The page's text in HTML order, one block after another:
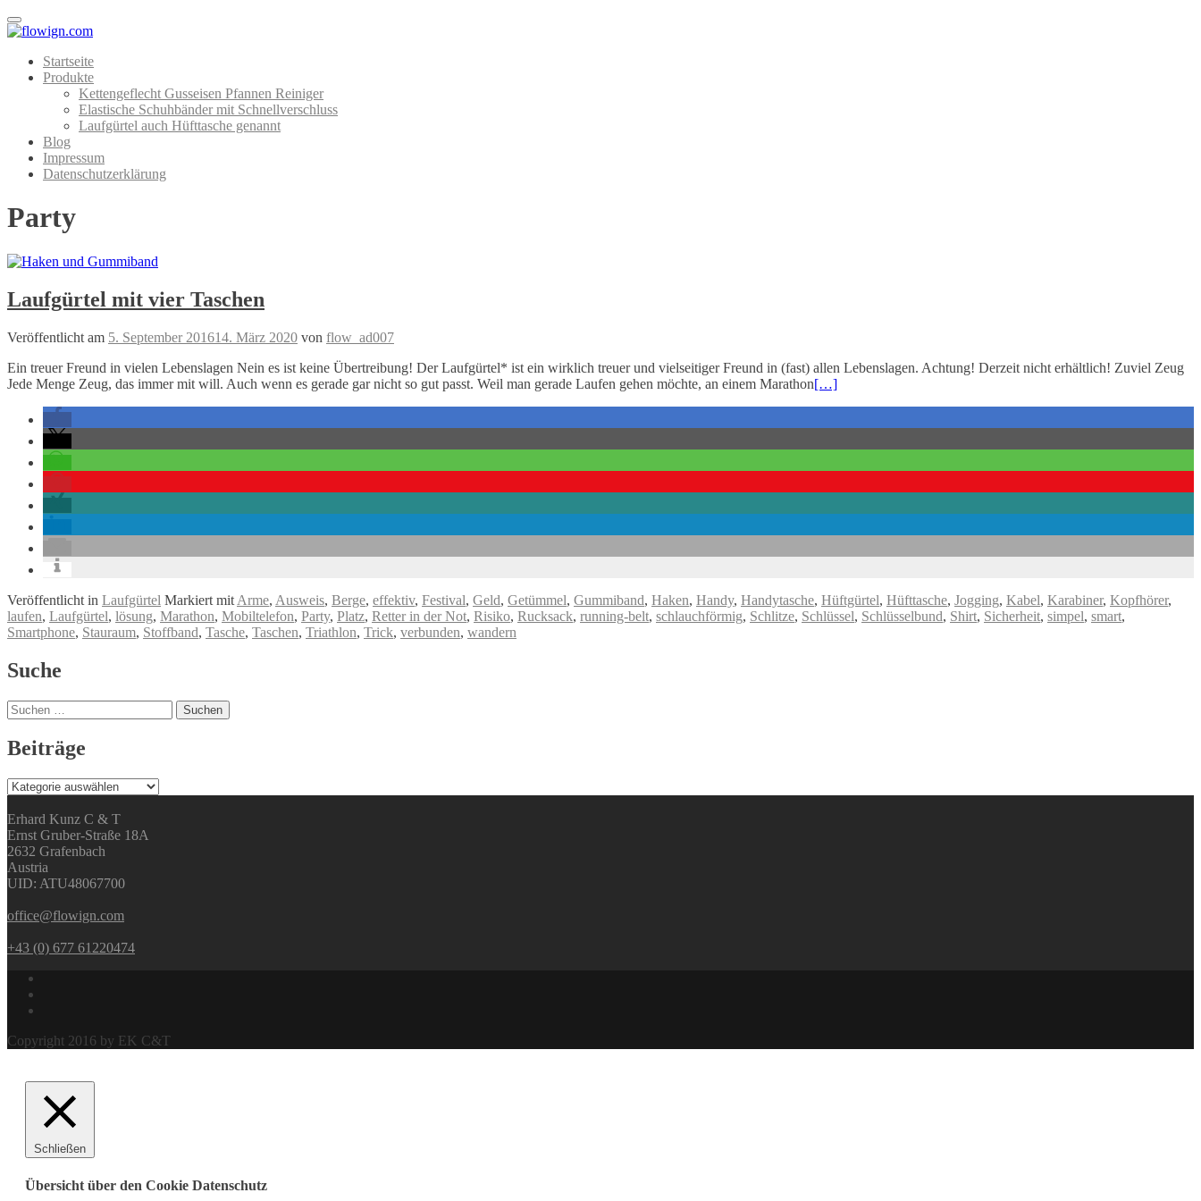
Menu
Startseite
Produkte
Kettengeflecht Gusseisen Pfannen Reiniger
Elastische Schuhbänder mit Schnellverschluss
Laufgürtel auch Hüfttasche genannt
Blog
Impressum
Datenschutzerklärung
Party
Laufgürtel mit vier Taschen
Veröffentlicht am 5. September 201614. März 2020 von flow_ad007
Ein treuer Freund in vielen Lebenslagen Nein es ist keine Übertreibung! Der Laufgürtel* ist ein wirklich treuer und vielseitiger Freund in (fast) allen Lebenslagen. Achtung! Derzeit nicht erhältlich! Zuviel Zeug
Jede Menge Zeug, das immer mit will. Auch wenn es gerade gar nicht so gut passt. Weil man gerade Laufen gehen möchte, an einem Marathon[…]
Veröffentlicht in Laufgürtel Markiert mit Arme, Ausweis, Berge, effektiv, Festival, Geld, Getümmel, Gummiband, Haken, Handy, Handytasche, Hüftgürtel, Hüfttasche, Jogging, Kabel, Karabiner, Kopfhörer,
laufen, Laufgürtel, lösung, Marathon, Mobiltelefon, Party, Platz, Retter in der Not, Risiko, Rucksack, running-belt, schlauchförmig, Schlitze, Schlüssel, Schlüsselbund, Shirt, Sicherheit, simpel, smart,
Smartphone, Stauraum, Stoffband, Tasche, Taschen, Triathlon, Trick, verbunden, wandern
Navigation
Suche
Suchen
nach:
Beiträge
Beiträge
Erhard Kunz C & T
Ernst Gruber-Straße 18A
2632 Grafenbach
Austria
UID: ATU48067700
office@flowign.com
+43 (0) 677 61220474
Copyright 2016 by EK C&T
Schließen
Übersicht über den Cookie Datenschutz